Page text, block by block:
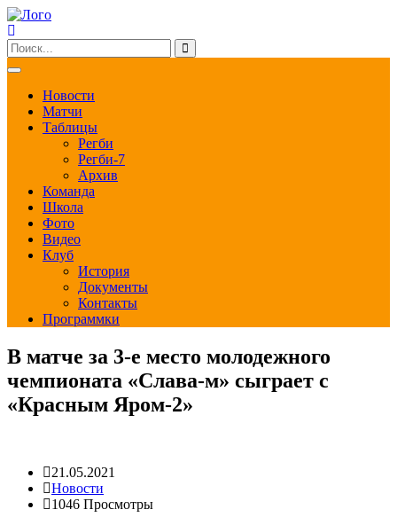
Новости
Матчи
Таблицы
Регби
Регби-7
Архив
Команда
Школа
Фото
Видео
Клуб
История
Документы
Контакты
Программки
В матче за 3-е место молодежного
чемпионата «Слава-м» сыграет с
«Красным Яром-2»
21.05.2021
Новости
1046 Просмотры